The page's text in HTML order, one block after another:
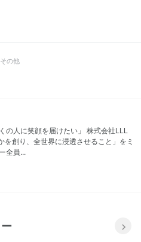
の他
の人に笑顔を届けたい」 株式会社LLL
を創り、全世界に浸透させること」をミ
全員...